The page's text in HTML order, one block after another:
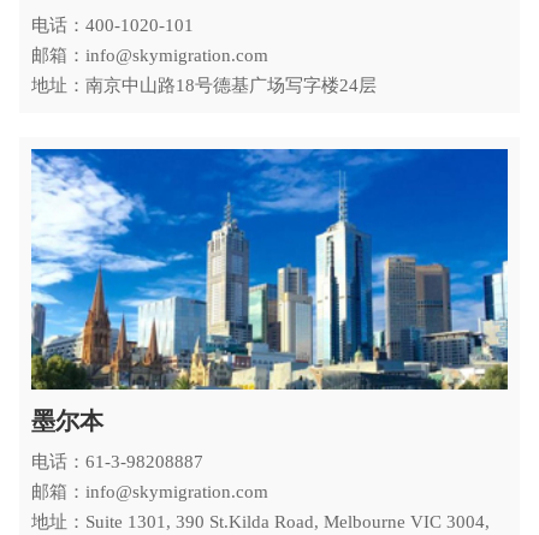
电话：400-1020-101
邮箱：info@skymigration.com
地址：南京中山路18号德基广场写字楼24层
墨尔本
电话：61-3-98208887
邮箱：info@skymigration.com
地址：Suite 1301, 390 St.Kilda Road, Melbourne VIC 3004,